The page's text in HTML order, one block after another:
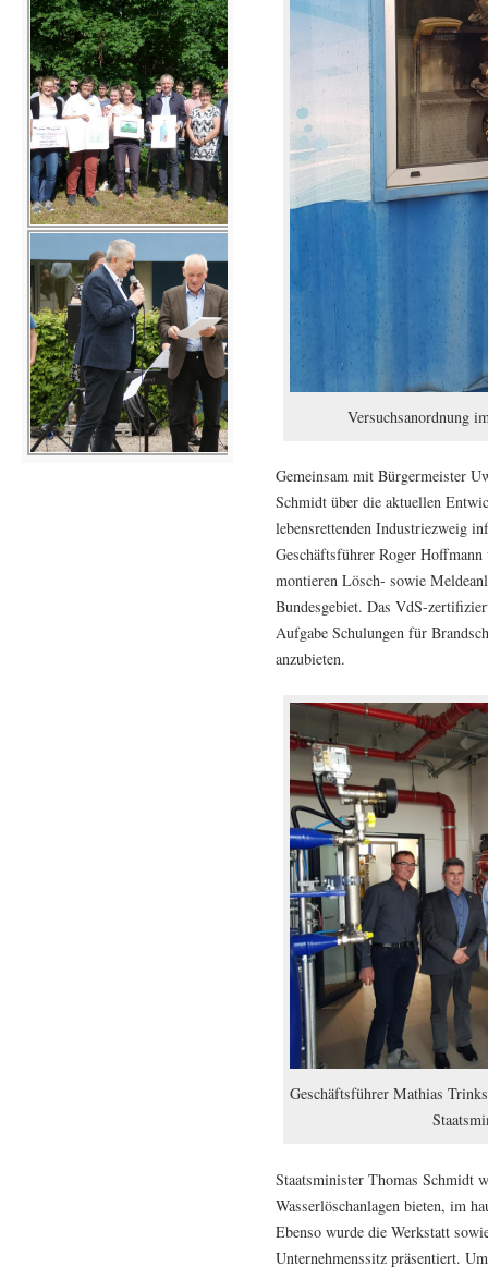
Versuchsanordnung
Gemeinsam mit Bürgermeister
Schmidt über die aktuellen
lebensrettenden Industriezweig
Geschäftsführer Roger
montieren Lösch- sowie
Bundesgebiet. Das VdS-
Aufgabe Schulungen für
anzubieten.
Geschäftsführer Mathias
Staatsminister Thomas Schmidt
Wasserlöschanlagen bieten, im
Ebenso wurde die Werkstatt
Unternehmenssitz präsentiert.